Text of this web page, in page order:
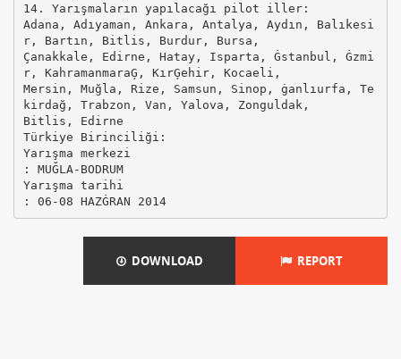
14. Yarışmaların yapılacağı pilot iller:
Adana, Adıyaman, Ankara, Antalya, Aydın, Balıkesi
r, Bartın, Bitlis, Burdur, Bursa,
Çanakkale, Edirne, Hatay, Isparta, Ġstanbul, Ġzmi
r, KahramanmaraĢ, KırĢehir, Kocaeli,
Mersin, Muğla, Rize, Samsun, Sinop, ġanlıurfa, Te
kirdağ, Trabzon, Van, Yalova, Zonguldak,
Bitlis, Edirne
Türkiye Birinciliği:
Yarışma merkezi
: MUĞLA-BODRUM
Yarışma tarihi
: 06-08 HAZĠRAN 2014
DOWNLOAD REPORT